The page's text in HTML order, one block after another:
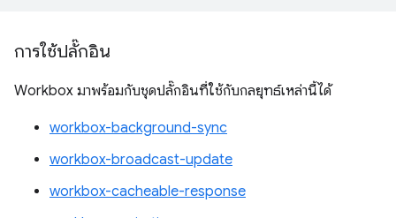
การใช้ปลั๊กอิน
Workbox มาพร้อมกับชุดปลั๊กอินที่ใช้กับกลยุทธ์เหล่านี้ได้
workbox-background-sync
workbox-broadcast-update
workbox-cacheable-response